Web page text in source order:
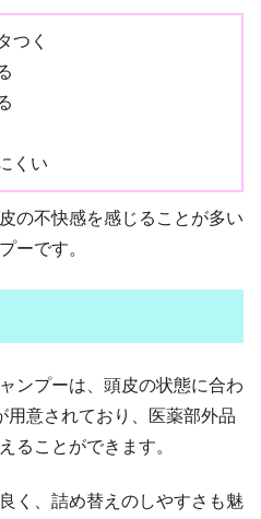
つく
くい
の不快感を感じることが多い
ーです。
ンプーは、頭皮の状態に合わ
用意されており、医薬部外品
ることができます。
く、詰め替えのしやすさも魅